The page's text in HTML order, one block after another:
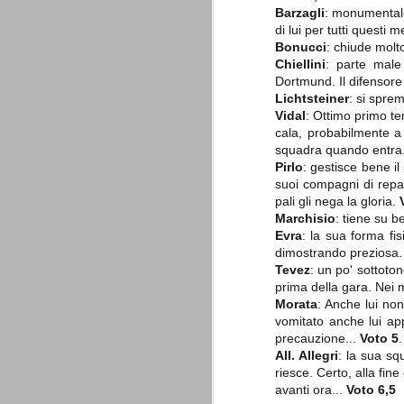
Barzagli:
di lui per tutti questi
Bonucci: chiude
Chiellini: parte
Dortmund. Il
Lichtsteiner: si
Vidal: Ottimo primo
cala, probabilmente
squadra quando entra.
Pirlo: gestisce bene
suoi compagni di
pali gli nega la gloria.
Marchisio: tiene su
Evra: la sua forma
dimostrando preziosa.
Tevez: un po'
prima della gara. Nei
Morata: Anche lui
vomitato anche lui
precauzione... Voto 5
All. Allegri: la sua
riesce. Certo, alla
avanti ora... Voto 6,5
Quando abbiamo messo on line
questo sito la nostra squadra del
cuore stava vivendo il suo periodo
più buio, annichilita nel suo
prestigio e guidata in modo da non
dare molte speranze di un futuro
La Juve meno italiana
Sulle implicazioni anche
relativi criteri di compilazione),
7 (alcuni dei quali utilizzati poco o
che sono italiani invece solo 2 dei 10
Roma - Juventus 2-1
La Juventus rimedia una sonora